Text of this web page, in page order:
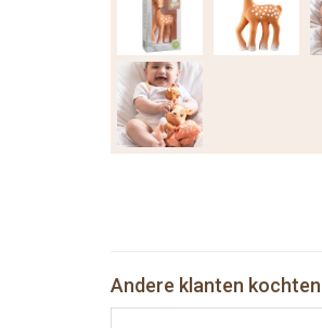
Andere klanten